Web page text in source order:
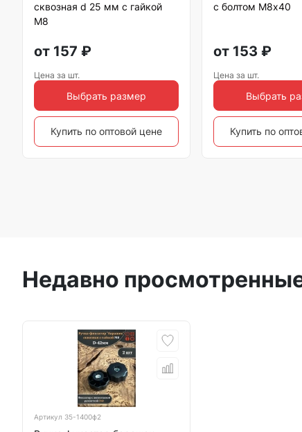
сквозная d 25 мм с гайкой
М8
от 157 ₽
Цена за шт.
Выбрать размер
Купить по оптовой цене
с болтом М8х40
от 153 ₽
Цена за шт.
Выбрать
Купить по
Недавно
Артикул 35-1400ф2